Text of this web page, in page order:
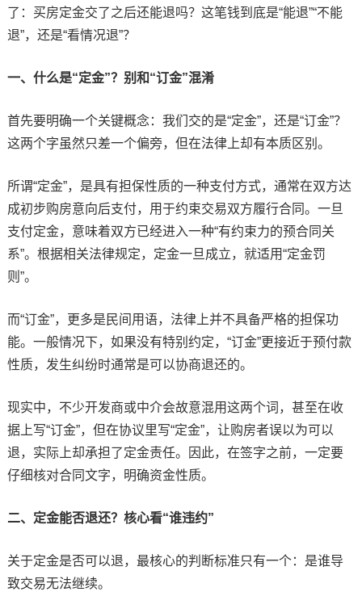
了：买房定金交了之后还能退吗？这笔钱到底是“能退”“不能
退”，还是“看情况退”？
一、什么是“定金”？别和“订金”混淆
首先要明确一个关键概念：我们交的是“定金”，还是“订金”？
这两个字虽然只差一个偏旁，但在法律上却有本质区别。
所谓“定金”，是具有担保性质的一种支付方式，通常在双方达
成初步购房意向后支付，用于约束交易双方履行合同。一旦
支付定金，意味着双方已经进入一种“有约束力的预合同关
系”。根据相关法律规定，定金一旦成立，就适用“定金罚
则”。
而“订金”，更多是民间用语，法律上并不具备严格的担保功
能。一般情况下，如果没有特别约定，“订金”更接近于预付款
性质，发生纠纷时通常是可以协商退还的。
现实中，不少开发商或中介会故意混用这两个词，甚至在收
据上写“订金”，但在协议里写“定金”，让购房者误以为可以
退，实际上却承担了定金责任。因此，在签字之前，一定要
仔细核对合同文字，明确资金性质。
二、定金能否退还？核心看“谁违约”
关于定金是否可以退，最核心的判断标准只有一个：是谁导
致交易无法继续。